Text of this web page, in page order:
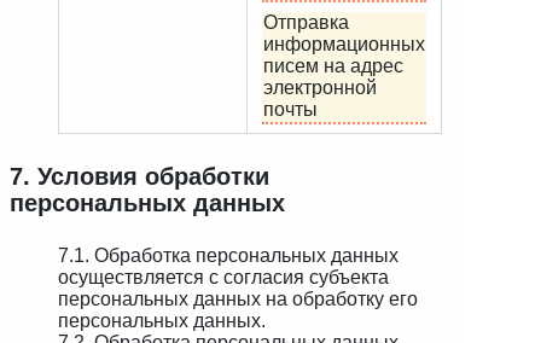
Отправка
информационных
писем на адрес
электронной
почты
7. Условия обработки
персональных данных
7.1. Обработка персональных данных
осуществляется с согласия субъекта
персональных данных на обработку его
персональных данных.